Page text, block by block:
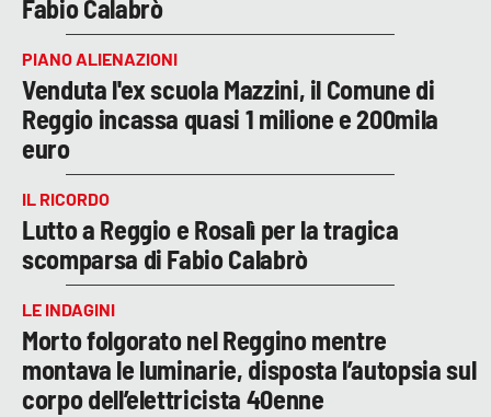
Fabio Calabrò
PIANO ALIENAZIONI
Venduta l'ex scuola Mazzini, il Comune di
Reggio incassa quasi 1 milione e 200mila
euro
IL RICORDO
Lutto a Reggio e Rosalì per la tragica
scomparsa di Fabio Calabrò
LE INDAGINI
Morto folgorato nel Reggino mentre
montava le luminarie, disposta l’autopsia sul
corpo dell’elettricista 40enne